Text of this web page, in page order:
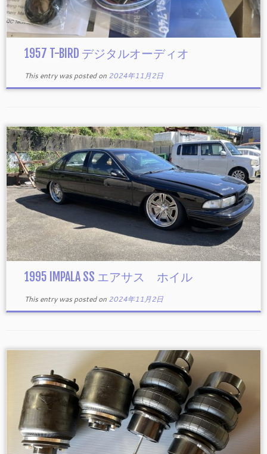
1957 T-BIRD デジタルオーディオ
This entry was posted on 2024年11月2日
1995 IMPALA SS エアサス ホイル
This entry was posted on 2024年11月2日